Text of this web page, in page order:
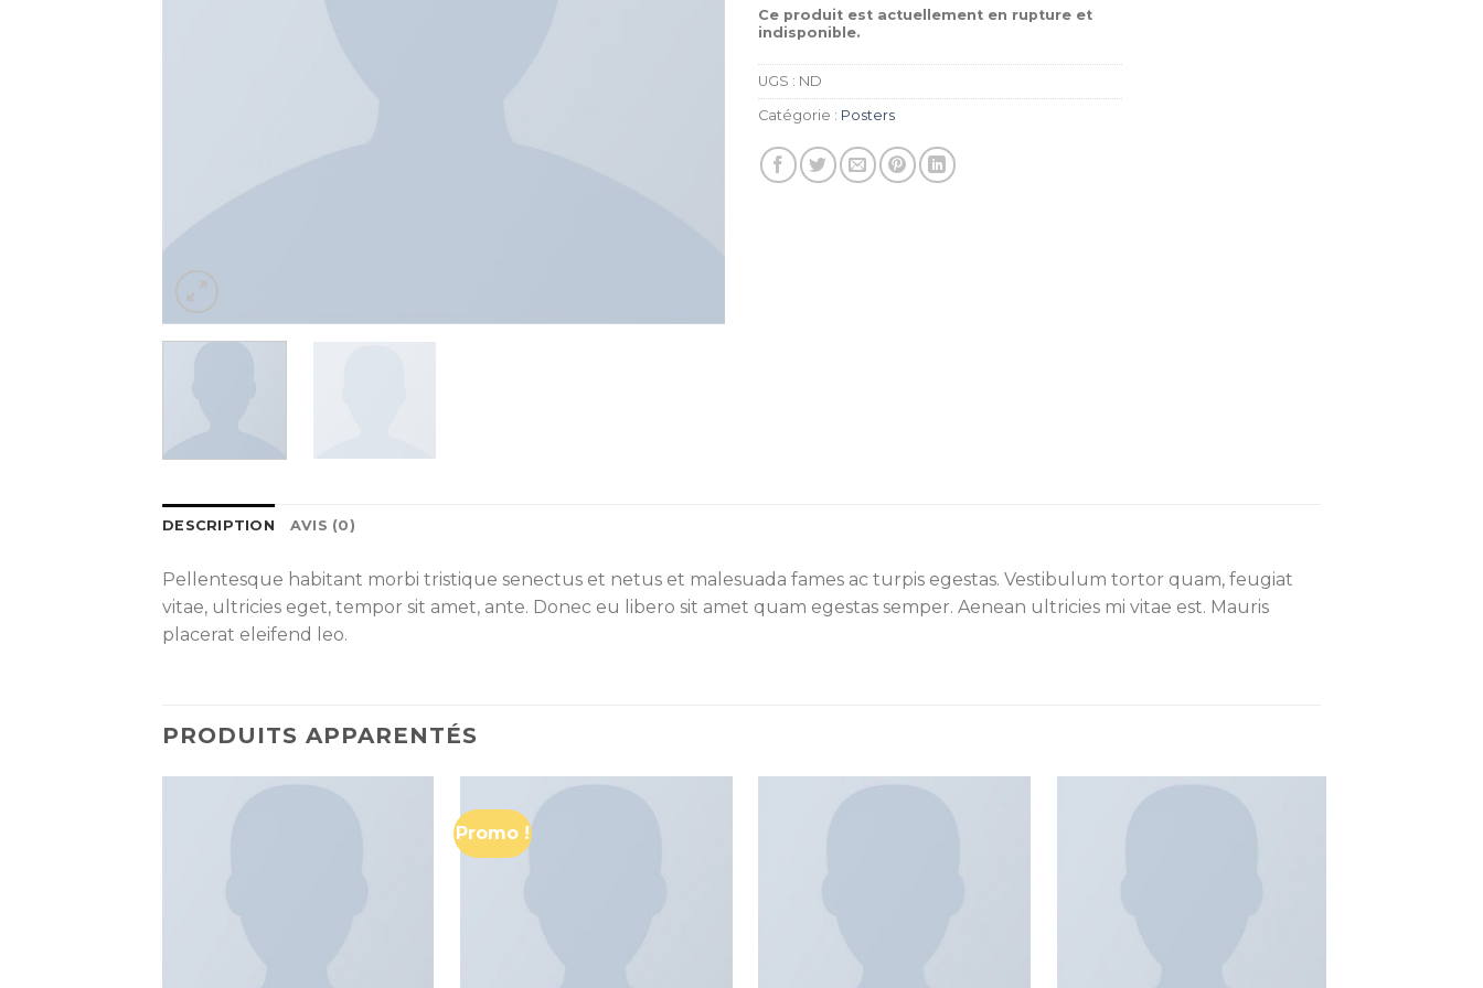
Ce produit est actuellement en rupture et
indisponible.
UGS : ND
Catégorie : Posters
DESCRIPTION AVIS (0)
Pellentesque habitant morbi tristique senectus et netus et malesuada fames ac turpis egestas. Vestibulum tortor quam, feugiat
vitae, ultricies eget, tempor sit amet, ante. Donec eu libero sit amet quam egestas semper. Aenean ultricies mi vitae est. Mauris
placerat eleifend leo.
PRODUITS APPARENTÉS
Promo !